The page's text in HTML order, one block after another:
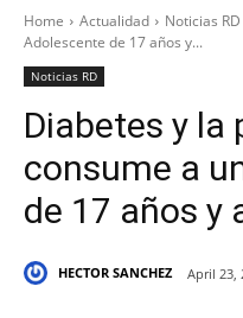
Home Actualidad Noticias RD
Adolescente de 17 años y...
Noticias RD
Diabetes y la
consume a
de 17 años y
HECTOR SANCHEZ April 23,